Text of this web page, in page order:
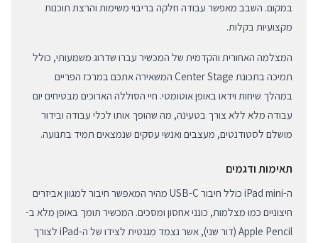
במקום. השבב מאפשר עבודה חלקה בריבוי משימות והרצת תוכנות
מקצועיות בקלות.
המצלמה האחורית והקדמית של המכשיר עברו שדרוג משמעותי, כולל
תמיכה בתכונת Center Stage המשאירה אתכם במרכז הפריים
במהלך שיחות וידאו באופן אוטומטי. חיי הסוללה הארוכים מבטיחים יום
עבודה מלא ללא צורך בטעינה, מה שהופך אותו לכלי עבודה ובידור
מושלם לסטודנטים, מעצבים ואנשי עסקים שנמצאים תמיד בתנועה.
תאימות ודגמים
ה-iPad mini כולל חיבור USB-C מהיר המאפשר חיבור למגוון אביזרים
חיצוניים כמו מצלמות, כונני אחסון ומסכים. המכשיר תומך באופן מלא ב-
Apple Pencil (דור שני), אשר נצמד מגנטית לצידו של ה-iPad לצורך